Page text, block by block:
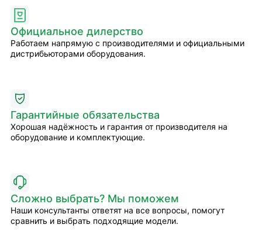
Официальное дилерство
Работаем напрямую с производителями и официальными
дистрибьюторами оборудования.
Гарантийные обязательства
Хорошая надёжность и гарантия от производителя на
оборудование и комплектующие.
Сложно выбрать? Мы поможем
Наши консультанты ответят на все вопросы, помогут
сравнить и выбрать подходящие модели.